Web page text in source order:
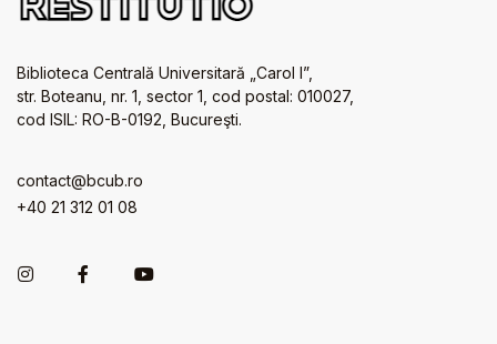
Biblioteca Centrală Universitară „Carol I”,
str. Boteanu, nr. 1, sector 1, cod postal: 010027,
cod ISIL: RO-B-0192, Bucureşti.
contact@bcub.ro
+40 21 312 01 08